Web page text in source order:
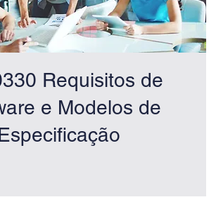
Requisitos de
e Modelos de